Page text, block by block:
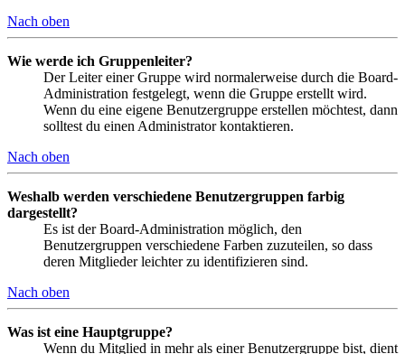
Nach oben
Wie werde ich Gruppenleiter?
Der Leiter einer Gruppe wird normalerweise durch die Board-
Administration festgelegt, wenn die Gruppe erstellt wird.
Wenn du eine eigene Benutzergruppe erstellen möchtest, dann
solltest du einen Administrator kontaktieren.
Nach oben
Weshalb werden verschiedene Benutzergruppen farbig
dargestellt?
Es ist der Board-Administration möglich, den
Benutzergruppen verschiedene Farben zuzuteilen, so dass
deren Mitglieder leichter zu identifizieren sind.
Nach oben
Was ist eine Hauptgruppe?
Wenn du Mitglied in mehr als einer Benutzergruppe bist, dient